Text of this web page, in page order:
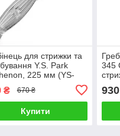
для стрижки та
Y.S. Park
225 мм (YS-
₴ 670 ₴
Купити
345
930